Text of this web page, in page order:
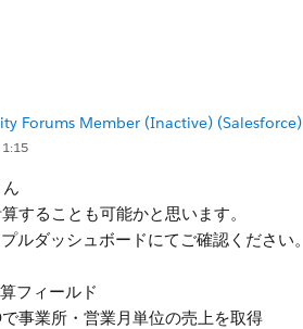
Forums Member (Inactive) (Salesforce)
することも可能かと思います。
ルダッシュボードにてご確認ください。
フィールド
で事業所・営業月単位の売上を取得